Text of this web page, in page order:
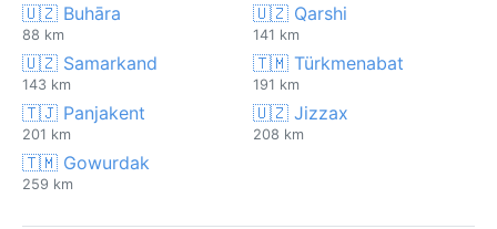
🇺🇿 Buhāra
88 km
🇺🇿 Qarshi
141 km
🇺🇿 Samarkand
143 km
🇹🇲 Türkmenabat
191 km
🇹🇯 Panjakent
201 km
🇺🇿 Jizzax
208 km
🇹🇲 Gowurdak
259 km